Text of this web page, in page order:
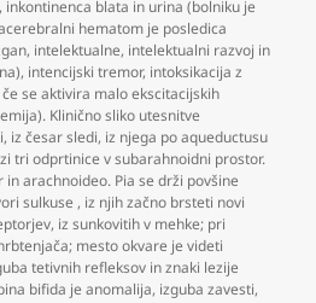
, inkontinenca blata in urina (bolniku je
hematom je posledica
, intelektualne, intelektualni razvoj in
, intencijski tremor, intoksikacija z
če se aktivira malo ekscitacijskih
Klinično sliko utesnitve
, iz česar sledi, iz njega po aqueductusu
tri odprtinice v subarahnoidni prostor.
arachnoideo. Pia se drži povšine
sulkuse , iz njih začno brsteti novi
, iz sunkovitih v mehke; pri
mesto okvare je videti
tetivnih refleksov in znaki lezije
bifida je anomalija, izguba zavesti,